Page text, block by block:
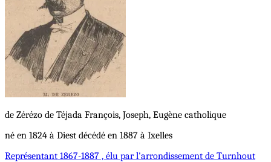
de Zérézo de Téjada François, Joseph, Eugène catholique
né en 1824 à Diest décédé en 1887 à Ixelles
Représentant 1867-1887 , élu par l'arrondissement de Turnhout